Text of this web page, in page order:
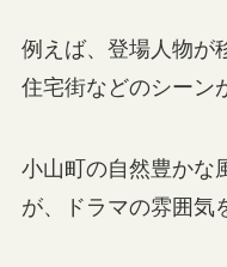
例えば、登場人物が
住宅街などのシーン
小山町の自然豊かな
が、ドラマの雰囲気